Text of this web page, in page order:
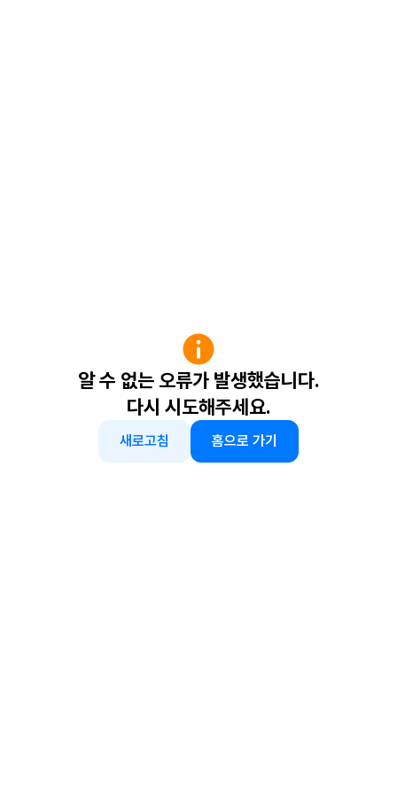
알 수 없는 오류가 발생했습니다.
다시 시도해주세요.
새로고침 홈으로 가기